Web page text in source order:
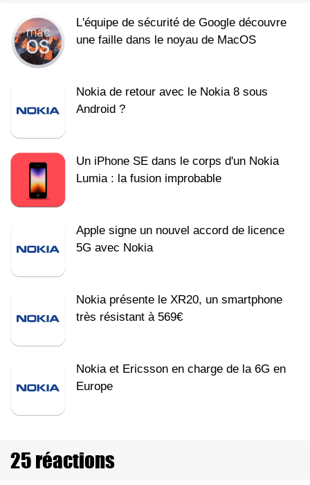
L'équipe de sécurité de Google découvre
une faille dans le noyau de MacOS
Nokia de retour avec le Nokia 8 sous
Android ?
Un iPhone SE dans le corps d'un Nokia
Lumia : la fusion improbable
Apple signe un nouvel accord de licence
5G avec Nokia
Nokia présente le XR20, un smartphone
très résistant à 569€
Nokia et Ericsson en charge de la 6G en
Europe
25 réactions